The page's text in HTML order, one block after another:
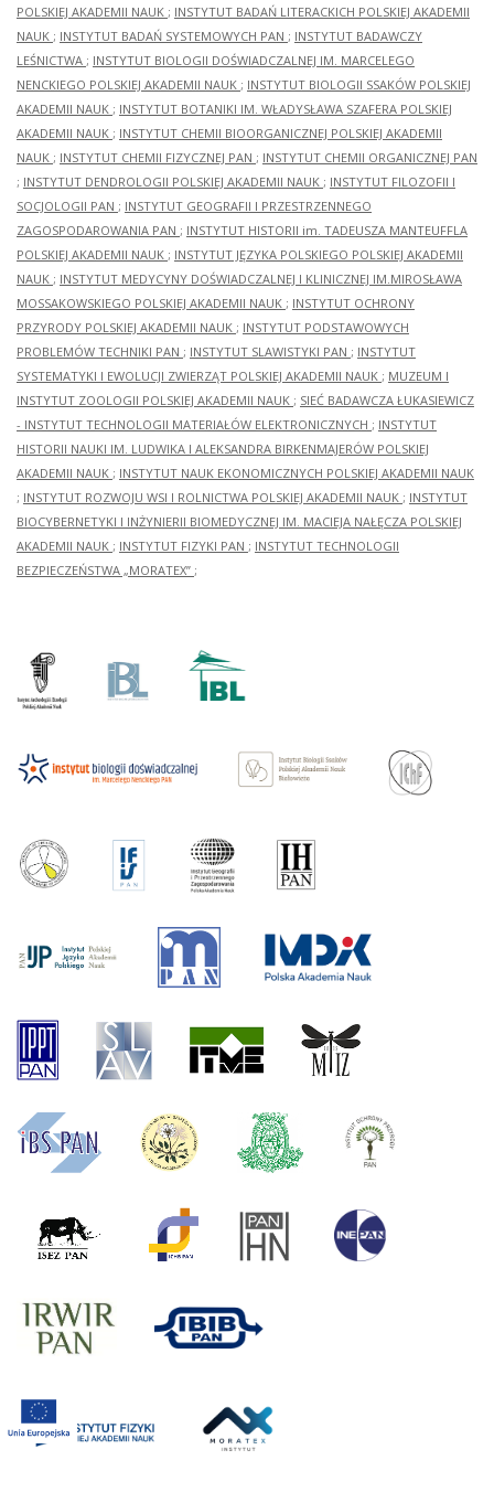
POLSKIEJ AKADEMII NAUK ; INSTYTUT BADAŃ LITERACKICH POLSKIEJ AKADEMII
NAUK ; INSTYTUT BADAŃ SYSTEMOWYCH PAN ; INSTYTUT BADAWCZY
LEŚNICTWA ; INSTYTUT BIOLOGII DOŚWIADCZALNEJ IM. MARCELEGO
NENCKIEGO POLSKIEJ AKADEMII NAUK ; INSTYTUT BIOLOGII SSAKÓW POLSKIEJ
AKADEMII NAUK ; INSTYTUT BOTANIKI IM. WŁADYSŁAWA SZAFERA POLSKIEJ
AKADEMII NAUK ; INSTYTUT CHEMII BIOORGANICZNEJ POLSKIEJ AKADEMII
NAUK ; INSTYTUT CHEMII FIZYCZNEJ PAN ; INSTYTUT CHEMII ORGANICZNEJ PAN
; INSTYTUT DENDROLOGII POLSKIEJ AKADEMII NAUK ; INSTYTUT FILOZOFII I
SOCJOLOGII PAN ; INSTYTUT GEOGRAFII I PRZESTRZENNEGO
ZAGOSPODAROWANIA PAN ; INSTYTUT HISTORII im. TADEUSZA MANTEUFFLA
POLSKIEJ AKADEMII NAUK ; INSTYTUT JĘZYKA POLSKIEGO POLSKIEJ AKADEMII
NAUK ; INSTYTUT MEDYCYNY DOŚWIADCZALNEJ I KLINICZNEJ IM.MIROSŁAWA
MOSSAKOWSKIEGO POLSKIEJ AKADEMII NAUK ; INSTYTUT OCHRONY
PRZYRODY POLSKIEJ AKADEMII NAUK ; INSTYTUT PODSTAWOWYCH
PROBLEMÓW TECHNIKI PAN ; INSTYTUT SLAWISTYKI PAN ; INSTYTUT
SYSTEMATYKI I EWOLUCJI ZWIERZĄT POLSKIEJ AKADEMII NAUK ; MUZEUM I
INSTYTUT ZOOLOGII POLSKIEJ AKADEMII NAUK ; SIEĆ BADAWCZA ŁUKASIEWICZ
- INSTYTUT TECHNOLOGII MATERIAŁÓW ELEKTRONICZNYCH ; INSTYTUT
HISTORII NAUKI IM. LUDWIKA I ALEKSANDRA BIRKENMAJERÓW POLSKIEJ
AKADEMII NAUK ; INSTYTUT NAUK EKONOMICZNYCH POLSKIEJ AKADEMII NAUK
; INSTYTUT ROZWOJU WSI I ROLNICTWA POLSKIEJ AKADEMII NAUK ; INSTYTUT
BIOCYBERNETYKI I INŻYNIERII BIOMEDYCZNEJ IM. MACIEJA NAŁĘCZA POLSKIEJ
AKADEMII NAUK ; INSTYTUT FIZYKI PAN ; INSTYTUT TECHNOLOGII
BEZPIECZEŃSTWA „MORATEX” ;